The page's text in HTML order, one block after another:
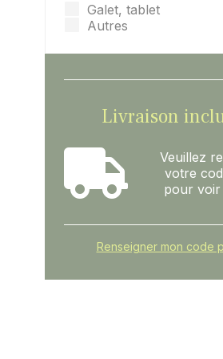
Galet, tablet
Autres
Livraison
Veuillez
votre
pour voir
Renseigner mon code